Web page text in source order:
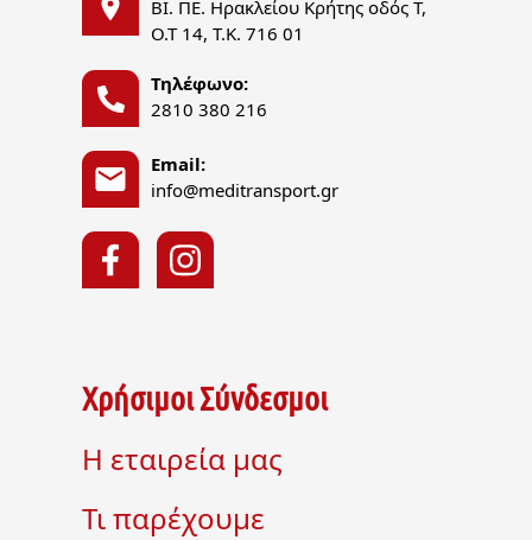
ΒΙ. ΠΕ. Ηρακλείου Κρήτης οδός Τ,
Ο.Τ 14, Τ.Κ. 716 01
Τηλέφωνο:
2810 380 216
Email:
info@meditransport.gr
Χρήσιμοι Σύνδεσμοι
Η εταιρεία μας
Τι παρέχουμε